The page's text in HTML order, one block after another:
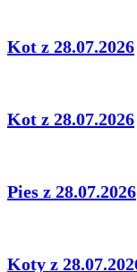
Kot z 28.07.2026
Kot z 28.07.2026
Pies z 28.07.2026
Koty z